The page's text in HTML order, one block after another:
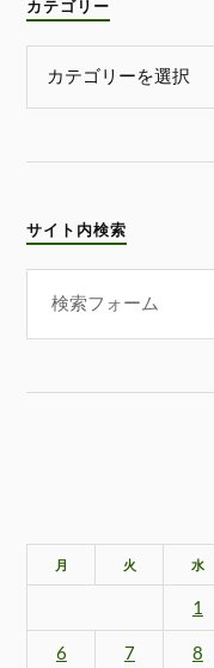
カテゴリー
サイト内検索
月 火 水
1
6 7 8